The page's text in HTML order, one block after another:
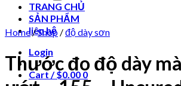
TRANG CHỦ
SẢN PHẨM
liên hệ
Login
Cart /$0.00 0
Home/Shop /độ dày sơn
Thước đo độ dày